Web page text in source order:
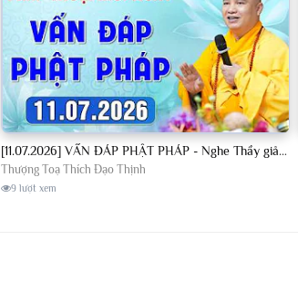
[11.07.2026] VẤN ĐÁP PHẬT PHÁP - Nghe Thầy giảng Pháp mỗi ngày CÔNG ĐỨC VÔ LƯỢNG│TT. Thích Đạo Thịnh
Thượng Toạ Thích Đạo Thịnh
9 lượt xem